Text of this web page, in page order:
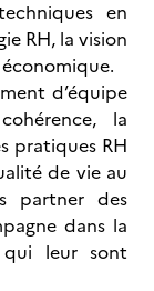
en
RH, la vision
d’équipe
la
pratiques RH
de vie au
partner des
dans la
leur sont